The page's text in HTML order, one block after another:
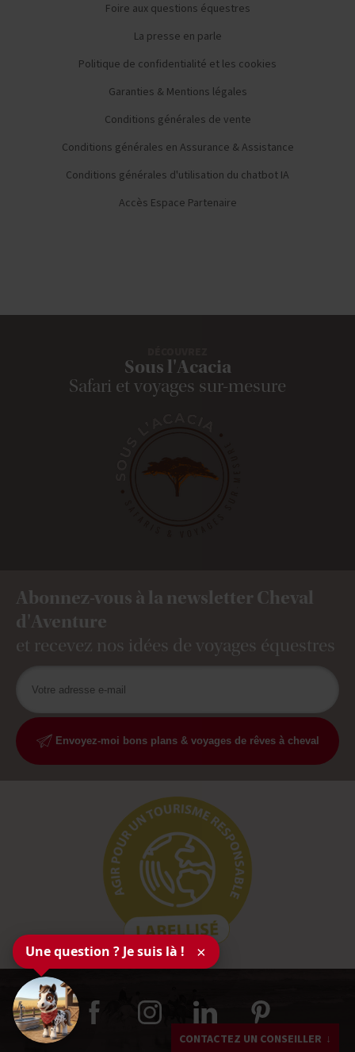
CONTACTEZ UN CONSEILLER
Foire aux questions équestres
La presse en parle
Politique de confidentialité et les cookies
Garanties & Mentions légales
Conditions générales de vente
Conditions générales en Assurance & Assistance
Conditions générales d'utilisation du chatbot IA
Accès Espace Partenaire
Sous l'Acacia
Safari et voyages sur-mesure
Abonnez-vous à la newsletter Cheval
d'Aventure
et recevez nos idées de voyages équestres
Envoyez-moi bons plans & voyages de rêves à cheval
Une question ? Je suis là ! ×